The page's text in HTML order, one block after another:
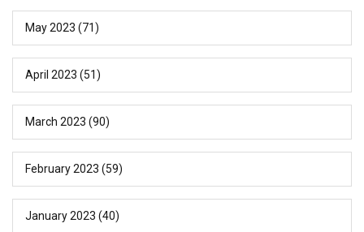
May 2023 (71)
April 2023 (51)
March 2023 (90)
February 2023 (59)
January 2023 (40)